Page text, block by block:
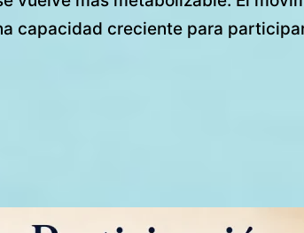
capacidad creciente para